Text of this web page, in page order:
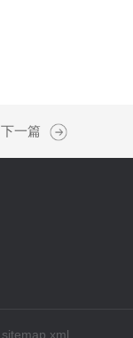
下一篇
sitemap.xml